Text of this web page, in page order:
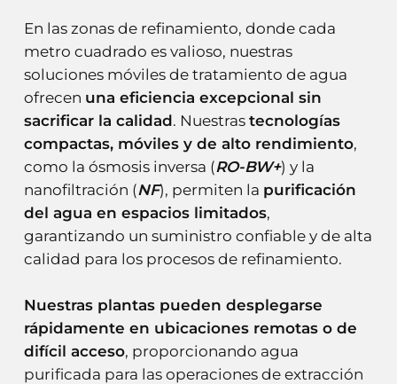
En las zonas de refinamiento, donde cada
metro cuadrado es valioso, nuestras
soluciones móviles de tratamiento de agua
ofrecen una eficiencia excepcional sin
sacrificar la calidad. Nuestras tecnologías
compactas, móviles y de alto rendimiento,
como la ósmosis inversa (RO-BW+) y la
nanofiltración (NF), permiten la purificación
del agua en espacios limitados,
garantizando un suministro confiable y de alta
calidad para los procesos de refinamiento.
Nuestras plantas pueden desplegarse
rápidamente en ubicaciones remotas o de
difícil acceso, proporcionando agua
purificada para las operaciones de extracción